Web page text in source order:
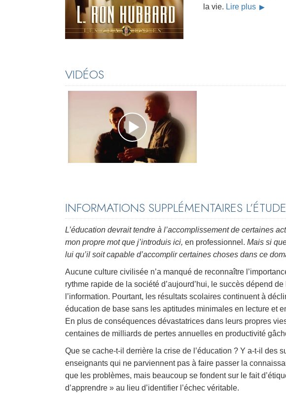
la vie. Lire plus
VIDÉOS
INFORMATIONS SUPPLÉMENTAIRES
L’éducation devrait tendre à l’accomplissement de certaines
mon propre mot que j’introduis ici, en professionnel. Mais si
lui qu’il soit capable d’accomplir certaines choses dans ce
Aucune culture civilisée n’a manqué de reconnaître
rythme rapide de la société d’aujourd’hui, le succès dépend
l’information. Pourtant, les résultats scolaires continuent à
éducation de base sans les aptitudes minimales en lecture et
En plus de conséquences dévastatrices dans leurs propres
centaines de milliards de pertes annuelles en productivité
Que se cache-t-il derrière la crise de l’éducation ? Y a-t-il des
enseignants qui ne parviennent pas à faire passer la
que les problèmes, mais beaucoup se fondent sur le fait
d’apprendre » au lieu d’identifier l’échec véritable.